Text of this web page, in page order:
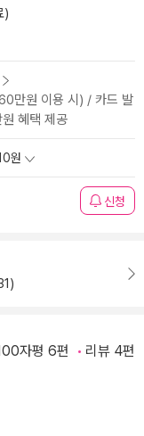
)
만원 이용 시) / 카드 발
혜택 제공
원
신청
자평 6편 리뷰 4편